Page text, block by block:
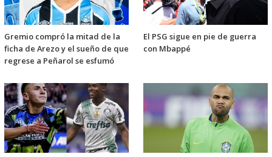
Gremio compró la mitad de la
ficha de Arezo y el sueño de que
regrese a Peñarol se esfumó
El PSG sigue en pie de guerra
con Mbappé